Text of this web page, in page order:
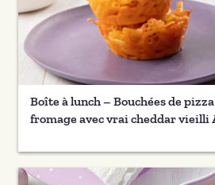
Boîte à lunch – Bouchées de
fromage avec vrai cheddar vieilli